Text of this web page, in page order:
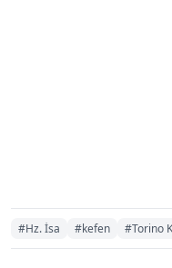
#Hz. İsa #kefen #Torino